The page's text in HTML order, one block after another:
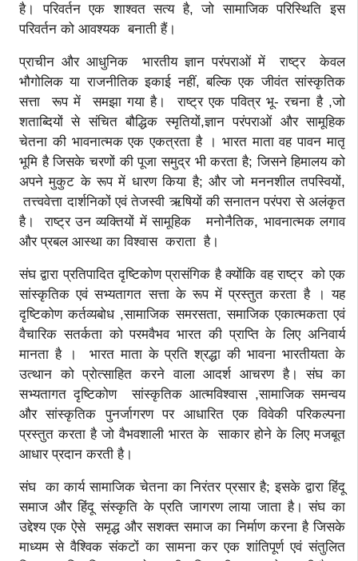
है। परिवर्तन एक शाश्वत सत्य है, जो सामाजिक परिस्थिति इस
परिवर्तन को आवश्यक बनाती हैं।
प्राचीन और आधुनिक भारतीय ज्ञान परंपराओं में राष्ट्र केवल
भौगोलिक या राजनीतिक इकाई नहीं, बल्कि एक जीवंत सांस्कृतिक
सत्ता रूप में समझा गया है। राष्ट्र एक पवित्र भू- रचना है ,जो
शताब्दियों से संचित बौद्धिक स्मृतियों,ज्ञान परंपराओं और सामूहिक
चेतना की भावनात्मक एक एकत्रता है । भारत माता वह पावन मातृ
भूमि है जिसके चरणों की पूजा समुद्र भी करता है; जिसने हिमालय को
अपने मुकुट के रूप में धारण किया है; और जो मननशील तपस्वियों,
तत्त्ववेत्ता दार्शनिकों एवं तेजस्वी ऋषियों की सनातन परंपरा से अलंकृत
है। राष्ट्र उन व्यक्तियों में सामूहिक मनोनैतिक, भावनात्मक लगाव
और प्रबल आस्था का विश्वास कराता है।
संघ द्वारा प्रतिपादित दृष्टिकोण प्रासंगिक है क्योंकि वह राष्ट्र को एक
सांस्कृतिक एवं सभ्यतागत सत्ता के रूप में प्रस्तुत करता है । यह
दृष्टिकोण कर्तव्यबोध ,सामाजिक समरसता, समाजिक एकात्मकता एवं
वैचारिक सतर्कता को परमवैभव भारत की प्राप्ति के लिए अनिवार्य
मानता है । भारत माता के प्रति श्रद्धा की भावना भारतीयता के
उत्थान को प्रोत्साहित करने वाला आदर्श आचरण है। संघ का
सभ्यतागत दृष्टिकोण सांस्कृतिक आत्मविश्वास ,सामाजिक समन्वय
और सांस्कृतिक पुनर्जागरण पर आधारित एक विवेकी परिकल्पना
प्रस्तुत करता है जो वैभवशाली भारत के साकार होने के लिए मजबूत
आधार प्रदान करती है।
संघ का कार्य सामाजिक चेतना का निरंतर प्रसार है; इसके द्वारा हिंदू
समाज और हिंदू संस्कृति के प्रति जागरण लाया जाता है। संघ का
उद्देश्य एक ऐसे समृद्ध और सशक्त समाज का निर्माण करना है जिसके
माध्यम से वैश्विक संकटों का सामना कर एक शांतिपूर्ण एवं संतुलित